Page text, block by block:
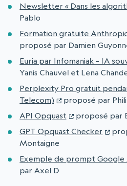
Newsletter « Dans les
Pablo
Formation gratuite
proposé par Damien
Euria par Infomaniak – IA
Yanis Chauvel et Lena
Perplexity Pro gratuit
Telecom)
proposé par
API Opquast
proposé par
GPT Opquast Checker
Montaigne
Exemple de prompt Google
par Axel D